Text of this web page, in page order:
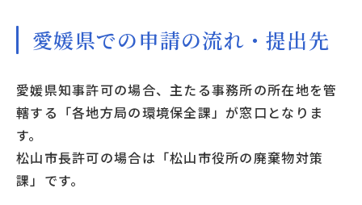
愛媛県での申請の流れ・提出先
愛媛県知事許可の場合、主たる事務所の所在地を管
轄する「各地方局の環境保全課」が窓口となりま
す。
松山市長許可の場合は「松山市役所の廃棄物対策
課」です。